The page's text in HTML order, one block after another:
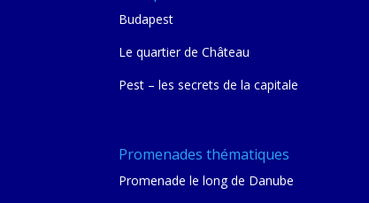
Budapest
Le quartier de Château
Pest – les secrets de la capitale
Promenades thématiques
Promenade le long de Danube